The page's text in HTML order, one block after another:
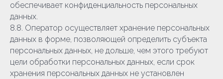
обеспечивает конфиденциальность персональных
данных.
8.8. Оператор осуществляет хранение персональных
данных в форме, позволяющей определить субъекта
персональных данных, не дольше, чем этого требуют
цели обработки персональных данных, если срок
хранения персональных данных не установлен